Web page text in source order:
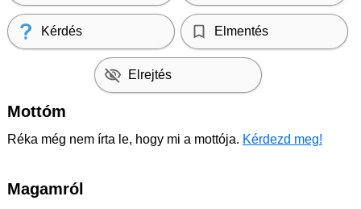
Kérdés Elmentés
Elrejtés
Mottóm
Réka még nem írta le, hogy mi a mottója. Kérdezd meg!
Magamról